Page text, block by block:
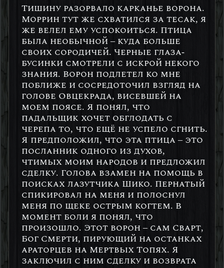
Тишину разорвало карканье ворона.
Моррин тут же схватился за тесак, я
же велел ему успокоиться. Птица
была необычной – куда больше
своих сородичей. Черные глаза-
бусинки смотрели с искрой некого
знания. Ворон подлетел ко мне
поближе и сосредоточил взгляд на
голове Овцекрада, висевшей на
моем поясе. Я понял, что
падальщик хочет обглодать с
черепа то, что ещё не успело сгнить.
Я предположил, что эта птица – это
посланник одного из духов,
чтимых моим народов и предложил
сделку. Голова взамен на помощь в
поисках лазутчика Шико. Пернатый
спикировал на меня и полоснул
меня по щеке острым когтем. В
момент боли я понял, что
произошло. Этот ворон – сам Сварт,
Бог Смерти, пирующий на останках
араторцев на Мертвых Топях. Я
заключил с ним сделку и возврата